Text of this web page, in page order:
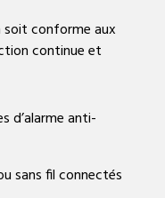
soit conforme aux
continue et
d’alarme anti-
sans fil connectés